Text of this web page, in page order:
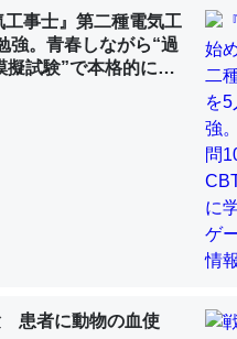
＝「昆虫はなぜ海にいないのか」に
も不足してて両方に不利だか
類（カブトガニ・ウミグモ）は
工事士』第二種電気工
強。青春しながら“過
試験”で本格的に学
タメ最新情報のファミ
患者に動物の血使